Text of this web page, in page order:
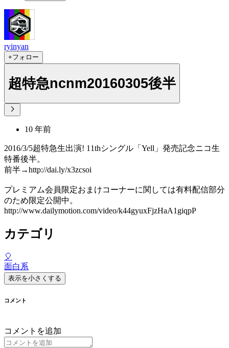
ryinyan
+フォロー
超特急ncnm20160305後半
10 年前
2016/3/5超特急生出演! 11thシングル「Yell」発売記念ニコ生
特番後半。
前半→http://dai.ly/x3zcsoi
プレミアム会員限定おまけコーナーに関しては有料配信部分
のため限定公開中。
http://www.dailymotion.com/video/k44gyuxFjzHaA1giqpP
カテゴリ
🎈
面白系
表示を小さくする
コメント
コメントを追加